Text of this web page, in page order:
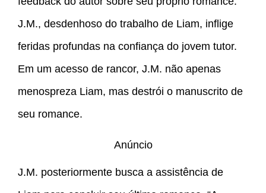
J.M., desdenhoso do trabalho de Liam, inflige
feridas profundas na confiança do jovem tutor.
Em um acesso de rancor, J.M. não apenas
menospreza Liam, mas destrói o manuscrito de
seu romance.
Anúncio
J.M. posteriormente busca a assistência de